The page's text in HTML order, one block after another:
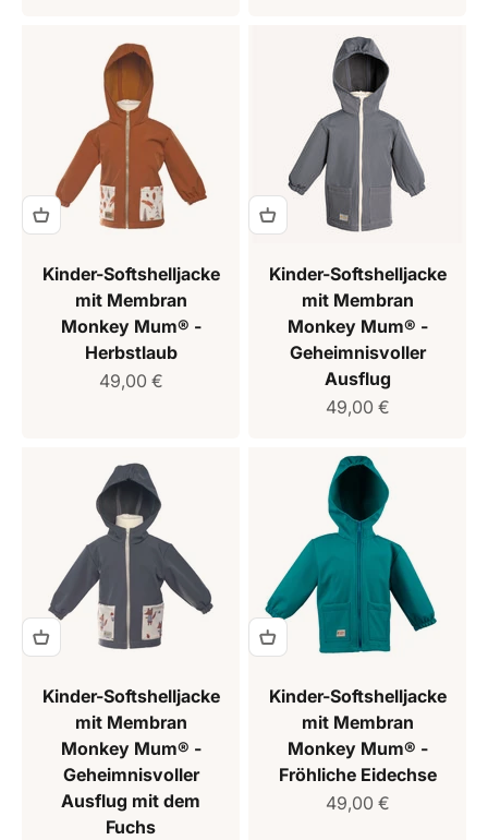
Kinder-Softshelljacke
mit Membran
Monkey Mum® -
Herbstlaub
Verkaufspreis
49,00 €
Kinder-Softshelljacke
mit Membran
Monkey Mum® -
Geheimnisvoller
Ausflug
Verkaufspreis
49,00 €
Kinder-Softshelljacke
mit Membran
Monkey Mum® -
Geheimnisvoller
Ausflug mit dem
Fuchs
Kinder-Softshelljacke
mit Membran
Monkey Mum® -
Fröhliche Eidechse
Verkaufspreis
49,00 €